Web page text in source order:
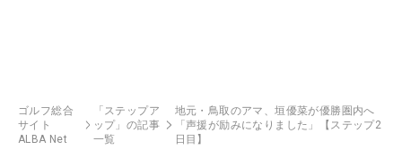
ゴルフ総合
サイト
ALBA Net
「ステップア
ップ」の記事
一覧
地元・鳥取のアマ、垣優菜が優勝圏内へ
「声援が励みになりました」【ステップ2
日目】